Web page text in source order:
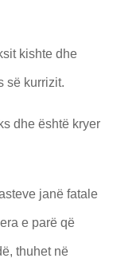
kishte dhe
së kurrizit.
dhe është kryer
janë fatale
e parë që
thuhet në